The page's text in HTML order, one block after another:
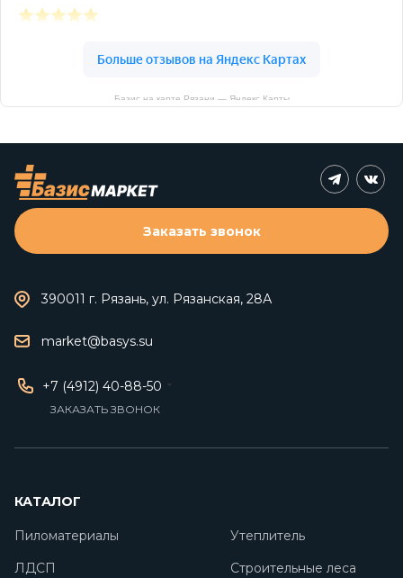
Базис на карте Рязани — Яндекс Карты
390011 г. Рязань, ул. Рязанская, 28А
market@basys.su
+7 (4912) 40-88-50
ЗАКАЗАТЬ ЗВОНОК
Заказать звонок
КАТАЛОГ
Пиломатериалы
Утеплитель
ЛДСП
Строительные леса